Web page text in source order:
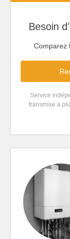
Besoin
Comparez
Service
transmise à